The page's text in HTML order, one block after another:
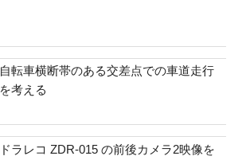
自転車横断帯のある交差点での車道走行
を考える
ドラレコ ZDR-015 の前後カメラ2映像を